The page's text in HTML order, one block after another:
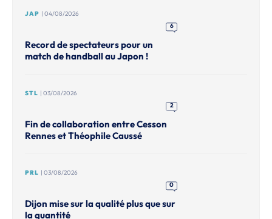
JAP | 04/08/2026
6
Record de spectateurs pour un
match de handball au Japon !
STL | 03/08/2026
2
Fin de collaboration entre Cesson
Rennes et Théophile Caussé
PRL | 03/08/2026
0
Dijon mise sur la qualité plus que sur
la quantité